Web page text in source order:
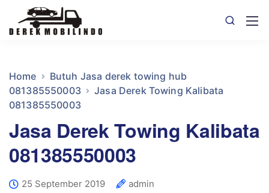
Home
Butuh Jasa derek towing hub
081385550003
Jasa Derek Towing Kalibata
081385550003
Jasa Derek Towing Kalibata
081385550003
25 September 2019
admin